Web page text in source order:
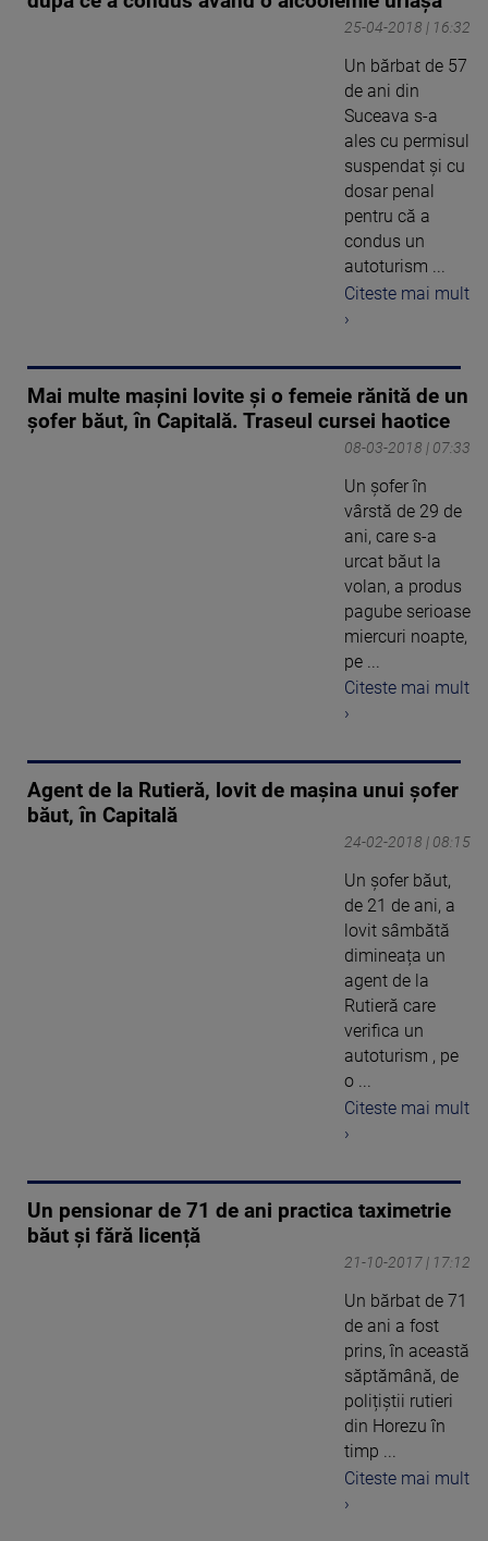
25-04-2018 | 16:32
Un bărbat de 57
de ani din
Suceava s-a
ales cu permisul
suspendat și cu
dosar penal
pentru că a
condus un
autoturism ...
Citeste mai mult
›
Mai multe mașini lovite și o femeie rănită de un
șofer băut, în Capitală. Traseul cursei haotice
08-03-2018 | 07:33
Un şofer în
vârstă de 29 de
ani, care s-a
urcat băut la
volan, a produs
pagube serioase
miercuri noapte,
pe ...
Citeste mai mult
›
Agent de la Rutieră, lovit de mașina unui șofer
băut, în Capitală
24-02-2018 | 08:15
Un şofer băut,
de 21 de ani, a
lovit sâmbătă
dimineața un
agent de la
Rutieră care
verifica un
autoturism , pe
o ...
Citeste mai mult
›
Un pensionar de 71 de ani practica taximetrie
băut și fără licență
21-10-2017 | 17:12
Un bărbat de 71
de ani a fost
prins, în această
săptămână, de
polițiștii rutieri
din Horezu în
timp ...
Citeste mai mult
›